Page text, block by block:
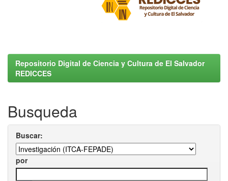
Repositorio Digital de Ciencia y Cultura de El Salvador
REDICCES
Busqueda
Buscar:
por